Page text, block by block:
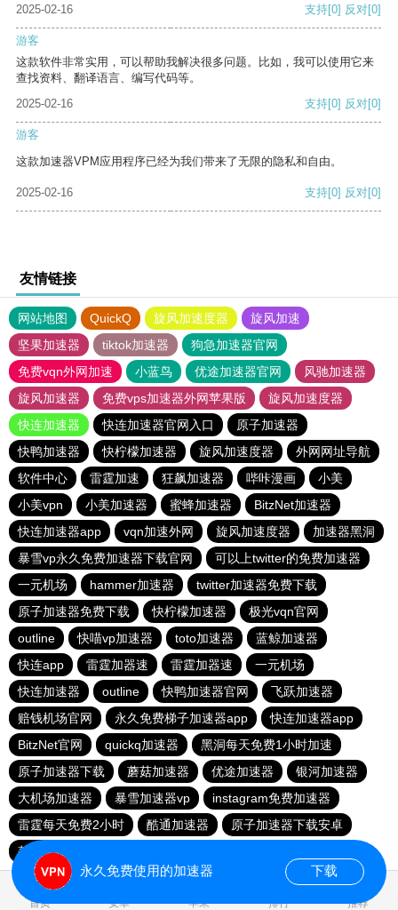
2025-02-16 支持[0] 反对[0]
游客
这款软件非常实用，可以帮助我解决很多问题。比如，我可以使用它来
查找资料、翻译语言、编写代码等。
2025-02-16
支持[0] 反对[0]
游客
这款加速器VPM应用程序已经为我们带来了无限的隐私和自由。
2025-02-16 支持[0] 反对[0]
友情链接
网站地图 QuickQ 旋风加速度器
旋风加速
坚果加速器
tiktok加速器
狗急加速器官网
免费vqn外网加速
小蓝鸟 优途加速器官网
风驰加速器
旋风加速器
免费vps加速器外网苹果版
旋风加速度器
快连加速器
快连加速器官网入口
原子加速器
快鸭加速器
快柠檬加速器 旋风加速度器
外网网址导航
软件中心
雷霆加速 狂飙加速器 哔咔漫画
小美
小美vpn
小美加速器 蜜蜂加速器
BitzNet加速器
快连加速器app
vqn加速外网 旋风加速度器
加速器黑洞
暴雪vp永久免费加速器下载官网
可以上twitter的免费加速器
一元机场
hammer加速器
twitter加速器免费下载
原子加速器免费下载
快柠檬加速器
极光vqn官网
outline
快喵vp加速器 toto加速器
蓝鲸加速器
快连app
雷霆加器速 雷霆加器速
一元机场
快连加速器
outline 快鸭加速器官网
飞跃加速器
赔钱机场官网
永久免费梯子加速器app
快连加速器app
BitzNet官网
quickq加速器
黑洞每天免费1小时加速
原子加速器下载
蘑菇加速器 优途加速器
银河加速器
大机场加速器
暴雪加速器vp
instagram免费加速器
雷霆每天免费2小时
酷通加速器
原子加速器下载安卓
落地机
首页 安卓 苹果 排行 推荐
永久免费使用的加速器 下载